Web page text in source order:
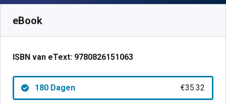
eBook
ISBN van eText: 9780826151063
180 Dagen €35.32